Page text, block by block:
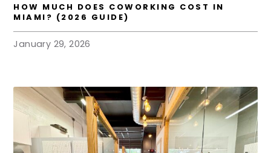
HOW MUCH DOES COWORKING COST IN
MIAMI? (2026 GUIDE)
January 29, 2026